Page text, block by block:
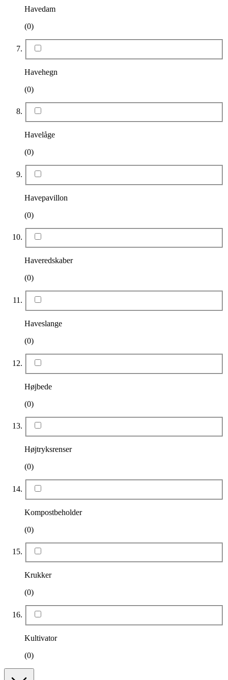
Havedam
(0)
Havehegn
(0)
Havelåge
(0)
Havepavillon
(0)
Haveredskaber
(0)
Haveslange
(0)
Højbede
(0)
Højtryksrenser
(0)
Kompostbeholder
(0)
Krukker
(0)
Kultivator
(0)